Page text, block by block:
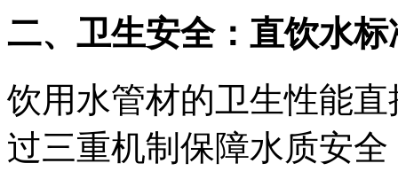
二、卫生安全：直饮水
饮用水管材的卫生性能
过三重机制保障水质安全